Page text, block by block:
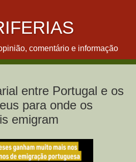
comentário e informação
entre Portugal e os
para onde os
emigram